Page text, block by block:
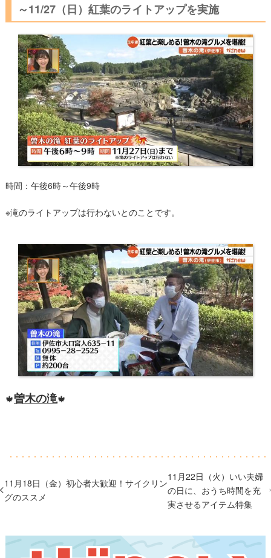
～11/27（日）紅葉のライトアップを実施
時間：午後6時～午後9時
※滝のライトアップは行わないとのことです。
🍁曽木の滝🍁
11月18日（金）初心者大歓迎！サイクリン
グのススメ
11月22日（火）いい夫婦
の日に、おうち時間を充
実させるアイテム特集